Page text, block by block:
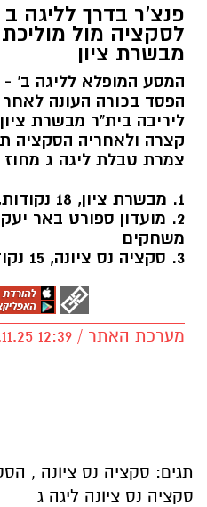
לסקציה מול
מבשרת ציון
המסע המופלא לליגה ב' -
ליריבה בית"ר מבשרת
קצרה ולאחריה הסקציה
צמרת טבלת ליגה ג מחוז
1. מבשרת ציון, 18 נקודות, 7 משחקים
משחקים
3. סקציה נס ציונה, 15 נקודות, 6 משחקים
מערכת האתר / 12:39 09.11.25
תגים: סקציה נס ציונה ,
סקציה נס ציונה ליגה ג